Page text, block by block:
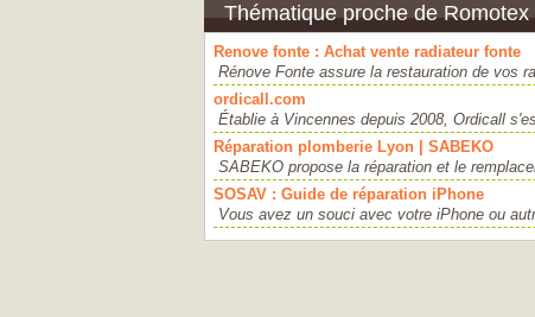
Thématique proche de Romotex
Renove fonte : Achat vente radiateur fonte
Rénove Fonte assure la restauration de vos
ordicall.com
Établie à Vincennes depuis 2008, Ordicall
Réparation plomberie Lyon | SABEKO
SABEKO propose la réparation et le
SOSAV : Guide de réparation iPhone
Vous avez un souci avec votre iPhone ou